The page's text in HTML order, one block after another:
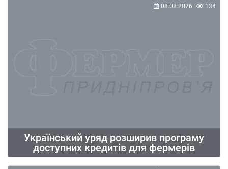
Український уряд розширив програму
доступних кредитів для фермерів
08.08.2026 134